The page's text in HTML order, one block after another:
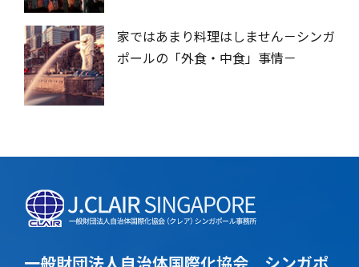
家ではあまり料理はしません－シンガ
ポールの「外食・中食」事情－
一般財団法人自治体国際化協会 シンガポ